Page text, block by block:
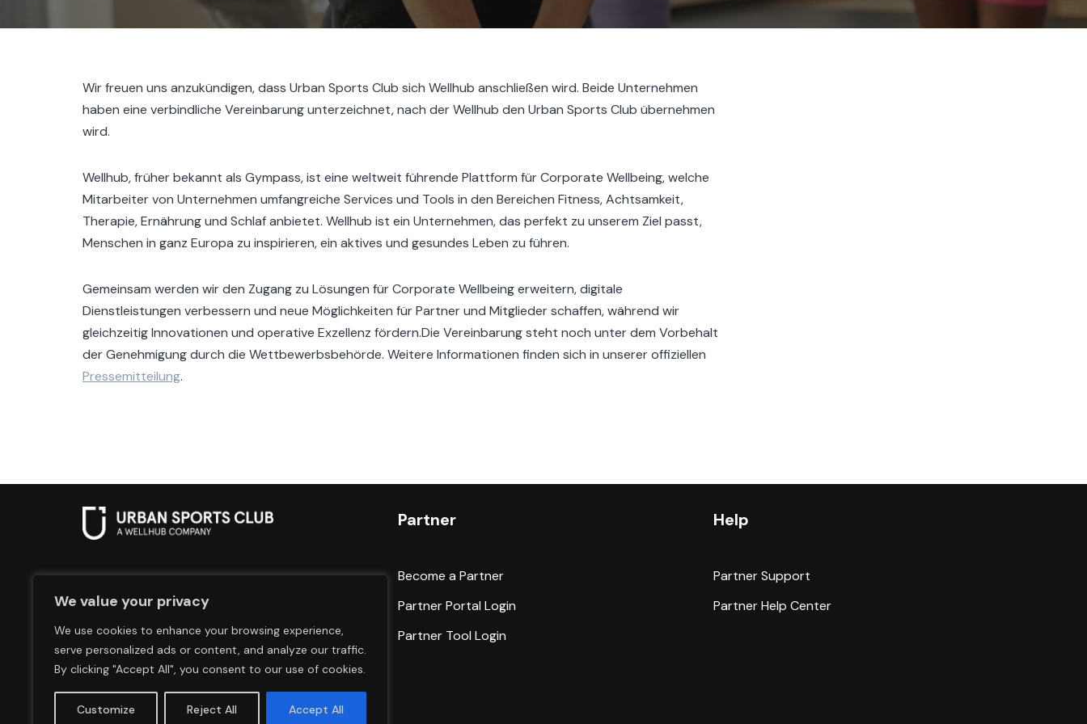
We value your privacy
We use cookies to enhance your browsing experience,
serve personalized ads or content, and analyze our traffic.
By clicking "Accept All", you consent to our use of cookies.
Customize Reject All Accept All
Wir freuen uns anzukündigen, dass Urban Sports Club sich Wellhub anschließen wird. Beide Unternehmen
haben eine verbindliche Vereinbarung unterzeichnet, nach der Wellhub den Urban Sports Club übernehmen
wird.
Wellhub, früher bekannt als Gympass, ist eine weltweit führende Plattform für Corporate Wellbeing, welche
Mitarbeiter von Unternehmen umfangreiche Services und Tools in den Bereichen Fitness, Achtsamkeit,
Therapie, Ernährung und Schlaf anbietet. Wellhub ist ein Unternehmen, das perfekt zu unserem Ziel passt,
Menschen in ganz Europa zu inspirieren, ein aktives und gesundes Leben zu führen.
Gemeinsam werden wir den Zugang zu Lösungen für Corporate Wellbeing erweitern, digitale
Dienstleistungen verbessern und neue Möglichkeiten für Partner und Mitglieder schaffen, während wir
gleichzeitig Innovationen und operative Exzellenz fördern.Die Vereinbarung steht noch unter dem Vorbehalt
der Genehmigung durch die Wettbewerbsbehörde. Weitere Informationen finden sich in unserer offiziellen
Pressemitteilung.
Partner
Become a Partner
Partner Portal Login
Partner Tool Login
Help
Partner Support
Partner Help Center
Impressum Terms & Conditions
© 2026 - Urban Sports GmbH. All rights reserved.